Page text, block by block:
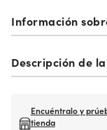
Información
Descripción de
Encuéntralo y
tienda